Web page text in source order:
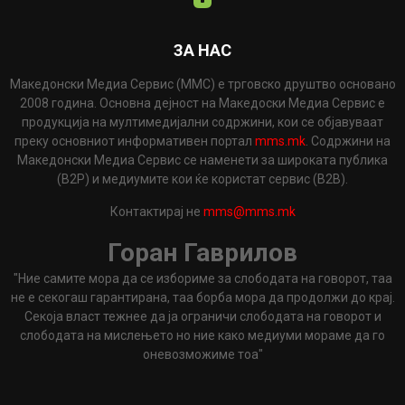
ЗА НАС
Македонски Медиа Сервис (ММС) е трговско друштво основано
2008 година. Основна дејност на Македоски Медиа Сервис е
продукција на мултимедијални содржини, кои се објавуваат
преку основниот информативен портал mms.mk . Содржини на
Македонски Медиа Сервис се наменети за широката публика
(B2P) и медиумите кои ќе користат сервис (B2B).
Контактирај не mms@mms.mk
Горан Гаврилов
"Ние самите мора да се избориме за слободата на говорот, таа
не е секогаш гарантирана, таа борба мора да продолжи до крај.
Секоја власт тежнее да ја ограничи слободата на говорот и
слободата на мислењето но ние како медиуми мораме да го
оневозможиме тоа"